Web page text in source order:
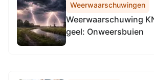
Weerwaarschuwingen
Weerwaarschuwing
geel: Onweersbuien